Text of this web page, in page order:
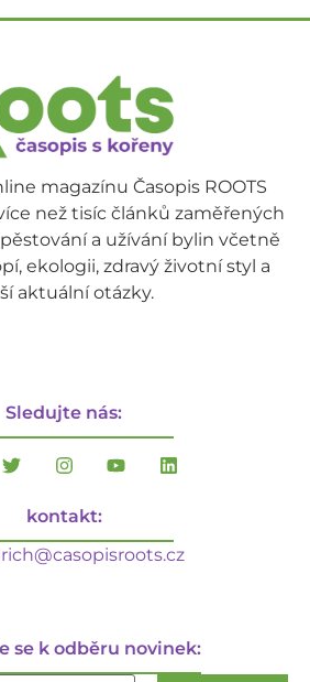
magazínu Časopis ROOTS
než tisíc článků zaměřených
a užívání bylin včetně
ekologii, zdravý životní styl a
aktuální otázky.
Sledujte nás:
kontakt:
se k odběru novinek: